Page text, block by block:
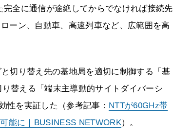
全に通信が途絶してからでなければ接続先
ーン、自動車、高速列車など、広範囲を高
切り替え先の基地局を適切に制御する「基
替える「端末主導動的サイトダイバーシ
性を実証した（参考記事： NTTが60GHz帯
能に｜BUSINESS NETWORK）。